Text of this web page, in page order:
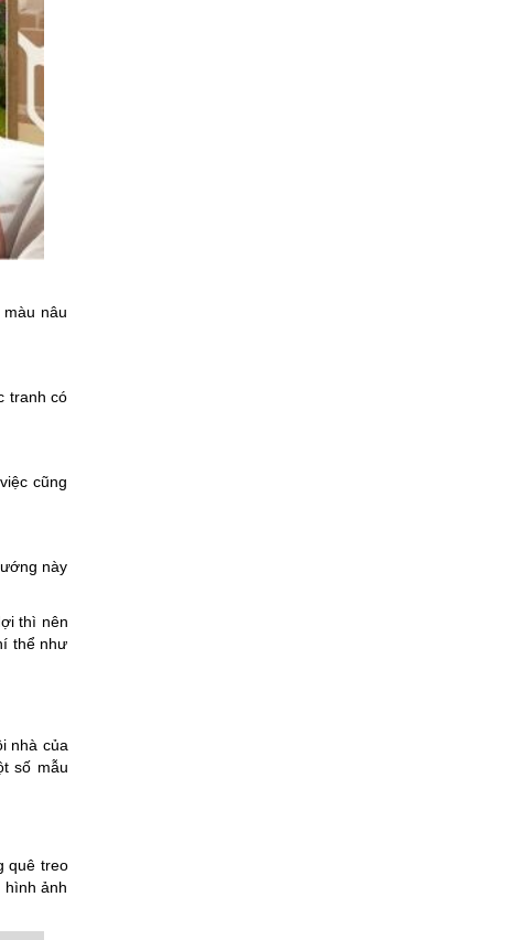
nâu
tranh có
cũng
này
thì nên
thể như
nhà của
số mẫu
quê treo
ảnh